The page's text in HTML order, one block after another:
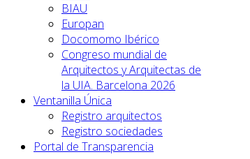
BIAU
Europan
Docomomo Ibérico
Congreso mundial de
Arquitectos y Arquitectas de
la UIA. Barcelona 2026
Ventanilla Única
Registro arquitectos
Registro sociedades
Portal de Transparencia